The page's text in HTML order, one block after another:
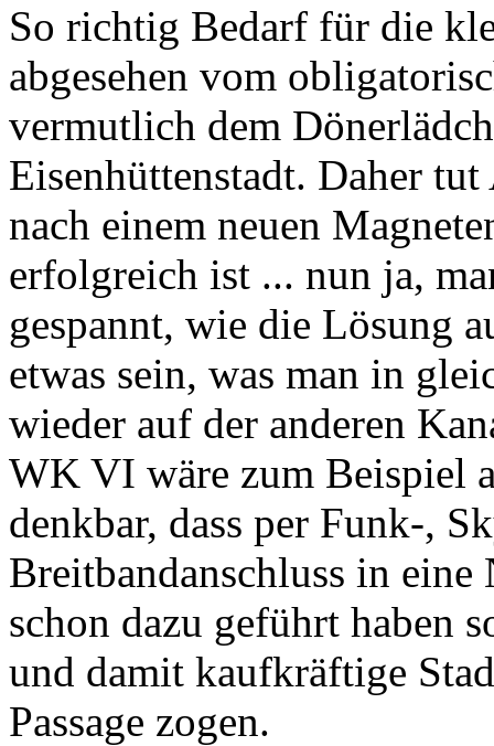
So richtig Bedarf für die
abgesehen vom
vermutlich dem
Eisenhüttenstadt. Daher
nach einem neuen
erfolgreich ist ... nun ja,
gespannt, wie die Lösung
etwas sein, was man in
wieder auf der anderen
WK VI wäre zum Beispiel
denkbar, dass per Funk-,
Breitbandanschluss in
schon dazu geführt haben
und damit kaufkräftige
Passage zogen.